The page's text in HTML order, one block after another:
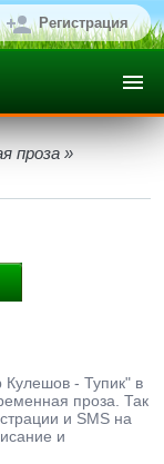
Регистрация
проза »
Кулешов - Тупик" в
проза. Так
и SMS на
и